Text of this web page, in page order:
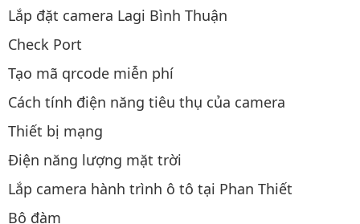
Lắp đặt camera Lagi Bình Thuận
Check Port
Tạo mã qrcode miễn phí
Cách tính điện năng tiêu thụ của camera
Thiết bị mạng
Điện năng lượng mặt trời
Lắp camera hành trình ô tô tại Phan Thiết
Bộ đàm